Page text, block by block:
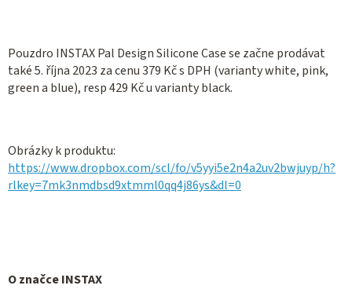
Pouzdro INSTAX Pal Design Silicone Case se začne prodávat
také 5. října 2023 za cenu 379 Kč s DPH (varianty white, pink,
green a blue), resp 429 Kč u varianty black.
Obrázky k produktu:
https://www.dropbox.com/scl/fo/v5yyi5e2n4a2uv2bwjuyp/h?
rlkey=7mk3nmdbsd9xtmml0qq4j86ys&dl=0
O značce INSTAX